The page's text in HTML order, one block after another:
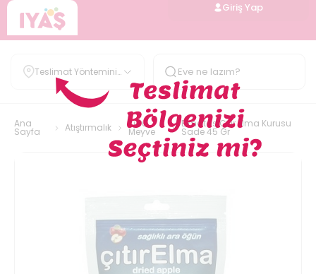
Giriş Yap
Teslimat Yöntemini
Belirle
Ana
Sayfa Atıştırmalık Kuru
Meyve
Elmatas Çıtır Elma Kurusu
Sade 45 Gr